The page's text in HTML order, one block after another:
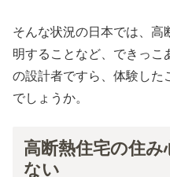
そんな状況の日本では、高
明することなど、できっこ
の設計者ですら、体験した
でしょうか。
高断熱住宅の住
ない